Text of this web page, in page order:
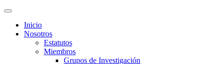
Inicio
Nosotros
Estatutos
Miembros
Grupos de Investigación